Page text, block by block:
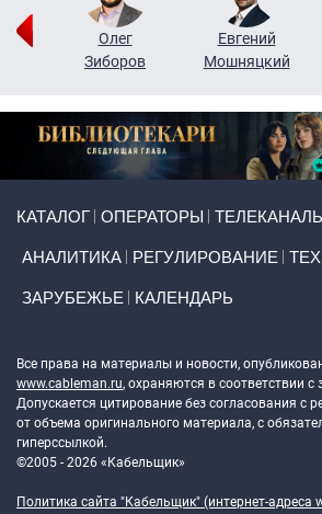
Олег
Зиборов
Евгений
Мошняцкий
КАТАЛОГ ОПЕРАТОРЫ
АНАЛИТИКА РЕГУЛИРОВАНИЕ
ЗАРУБЕЖЬЕ КАЛЕНДАРЬ
Все права на материалы и новости,
www.cableman.ru, охраняются в соответствии
Допускается цитирование без согласования с
от объема оригинального материала, с
гиперссылкой.
©2005 - 2026 «Кабельщик»
Политика сайта "Кабельщик" (интернет-адреса